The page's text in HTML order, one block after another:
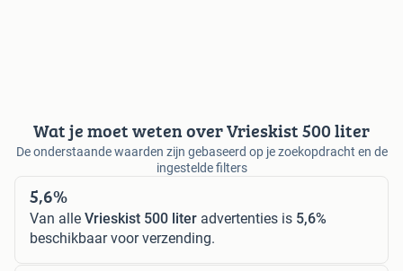
Wat je moet weten over Vrieskist 500 liter
De onderstaande waarden zijn gebaseerd op je zoekopdracht en de
ingestelde filters
5,6%
Van alle Vrieskist 500 liter advertenties is 5,6%
beschikbaar voor verzending.